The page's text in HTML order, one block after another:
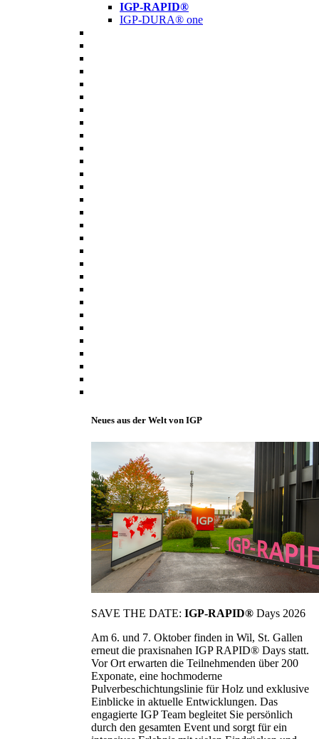
IGP-RAPID®
IGP-DURA® one
Neues aus der Welt von IGP
SAVE THE DATE: IGP-RAPID® Days 2026
Am 6. und 7. Oktober finden in Wil, St. Gallen
erneut die praxisnahen IGP RAPID® Days statt.
Vor Ort erwarten die Teilnehmenden über 200
Exponate, eine hochmoderne
Pulverbeschichtungslinie für Holz und exklusive
Einblicke in aktuelle Entwicklungen. Das
engagierte IGP Team begleitet Sie persönlich
durch den gesamten Event und sorgt für ein